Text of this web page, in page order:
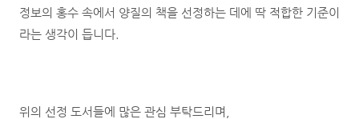
정보의 홍수 속에서 양질의 책을 선정하는 데에 딱 적합한 기준이
라는 생각이 듭니다.
위의 선정 도서들에 많은 관심 부탁드리며,